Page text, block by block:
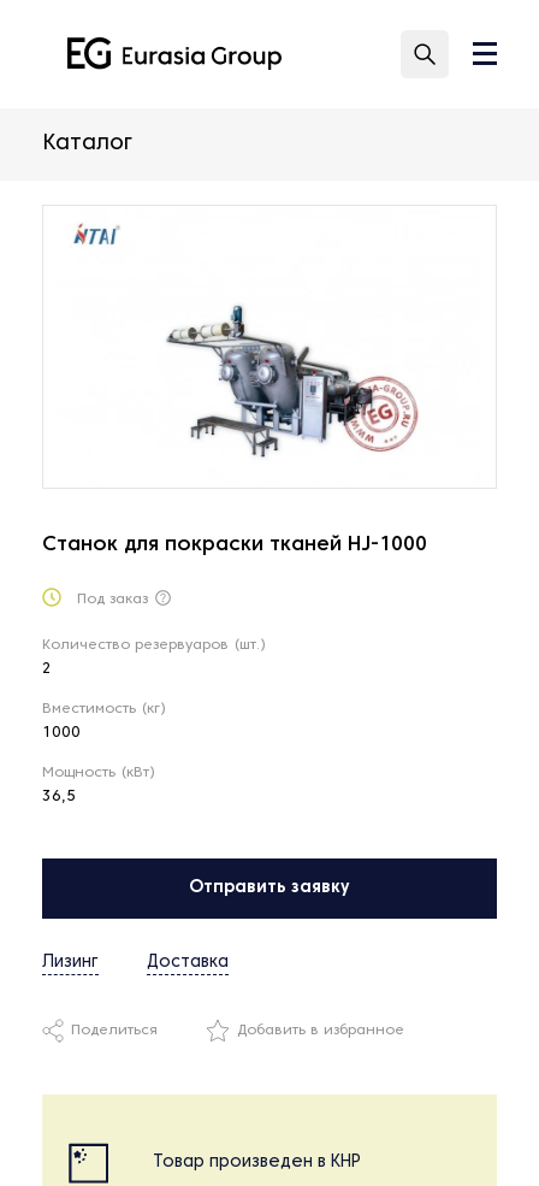
Каталог
Станок для покраски тканей HJ-1000
Под заказ
Количество резервуаров (шт.)
2
Вместимость (кг)
1000
Мощность (кВт)
36,5
Отправить заявку
Лизинг Доставка
Поделиться Добавить в избранное
Товар произведен в КНР